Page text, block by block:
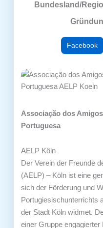
Bundesland/
Facebook
Associação dos
Portuguesa
AELP Köln
Der Verein der Freunde
(AELP) – Köln ist eine
sich der Förderung und
Portugiesischunterrichts
der Stadt Köln widmet.
einer Gruppe